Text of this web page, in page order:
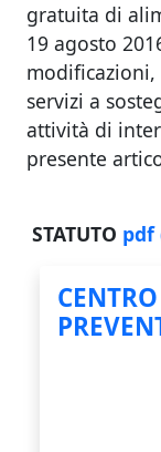
gratuita di
19 agosto
servizi a
attività di
presente
STATUTO pdf